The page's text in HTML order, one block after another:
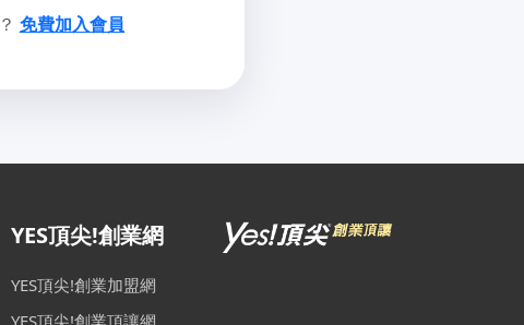
免費加入會員
YES頂尖!創業網
YES頂尖!創業加盟網
YES頂尖!創業頂讓網